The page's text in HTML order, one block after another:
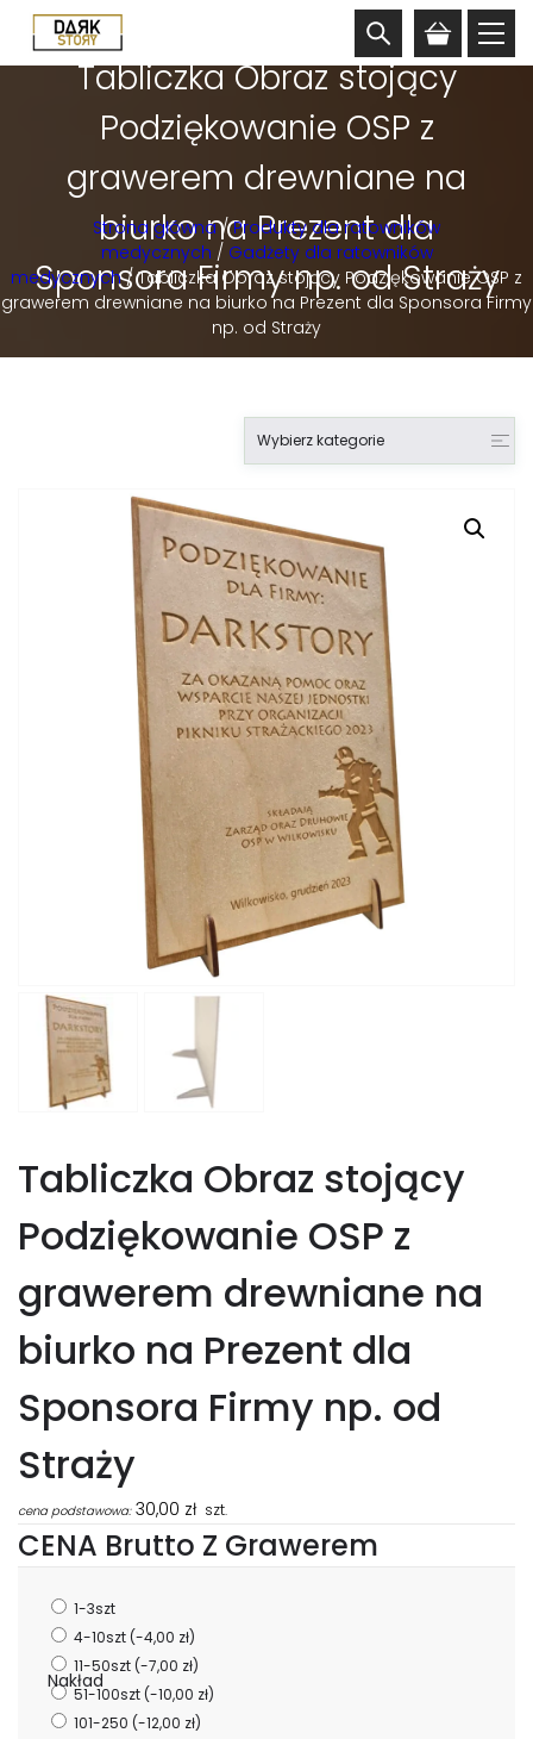
Tabliczka Obraz stojący
Podziękowanie OSP z
grawerem drewniane na
biurko na Prezent dla
Sponsora Firmy np. od Straży
Strona główna/Produkty dla ratowników
medycznych / Gadżety dla ratowników
medycznych/ Tabliczka Obraz stojący Podziękowanie OSP z
grawerem drewniane na biurko na Prezent dla Sponsora Firmy
np. od Straży
Wybierz kategorie
Tabliczka Obraz stojący
Podziękowanie OSP z
grawerem drewniane na
biurko na Prezent dla
Sponsora Firmy np. od
Straży
cena podstawowa: 30,00 zł szt.
CENA Brutto Z Grawerem
Nakład
1-3szt
4-10szt(-4,00 zł)
11-50szt(-7,00 zł)
51-100szt(-10,00 zł)
101-250 (-12,00 zł)